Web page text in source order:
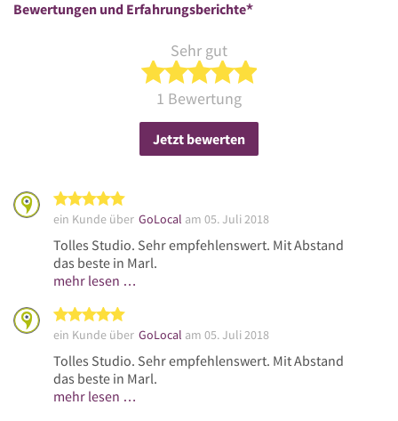
Bewertungen und Erfahrungsberichte*
Sehr gut
5 von 5 Sternen
1 Bewertung
Jetzt bewerten
ein Kunde über GoLocal am 05. Juli 2018
Tolles Studio. Sehr empfehlenswert. Mit Abstand
das beste in Marl.
mehr lesen …
ein Kunde über GoLocal am 05. Juli 2018
Tolles Studio. Sehr empfehlenswert. Mit Abstand
das beste in Marl.
mehr lesen …